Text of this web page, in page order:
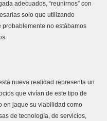
adecuados, “reunirnos” con
solo que utilizando
probablemente no estábamos
nueva realidad representa un
que vivían de este tipo de
en jaque su viabilidad como
de tecnología, de servicios,